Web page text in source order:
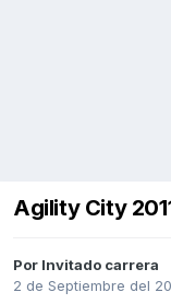
Agility City
Por Invitado carrera
2 de Septiembre del